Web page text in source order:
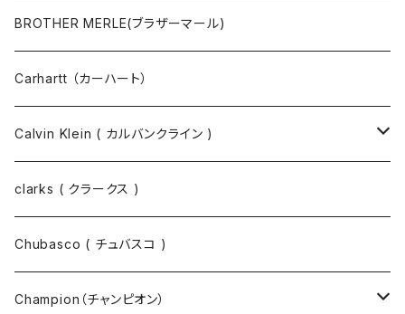
マスクコード
財布 / キーケース
キーホルダー / スマホスタンド
パンツ
パーカ
ジャケット・ブルゾン
コート
シャツ
長袖Tシャツ
半袖シャツ
長袖シャツ
スウェット
パーカー
ニット
BROTHER MERLE(ブラザーマール)
Carhartt （カーハート）
Calvin Klein ( カルバンクライン )
ジャケット
パーカー
clarks ( クラークス )
Chubasco ( チュバスコ )
Champion（チャンピオン）